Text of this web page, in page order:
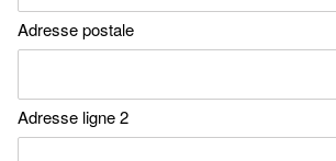
Adresse postale
Adresse ligne 2